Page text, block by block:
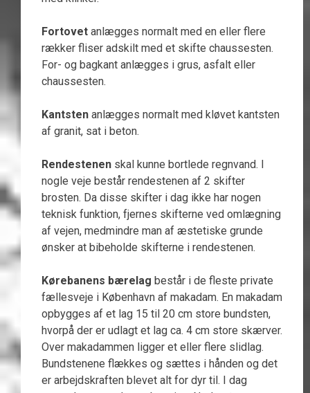
Fortovet anlægges normalt med en eller flere
rækker fliser adskilt med et skifte chaussesten.
For- og bagkant anlægges i grus, asfalt eller
chaussesten.
Kantsten anlægges normalt med kløvet kantsten
af granit, sat i beton.
Rendestenen skal kunne bortlede regnvand. I
nogle veje består rendestenen af 2 skifter
brosten. Da disse skifter i dag ikke har nogen
teknisk funktion, fjernes skifterne ved omlægning
af vejen, medmindre man af æstetiske grunde
ønsker at bibeholde skifterne i rendestenen.
Kørebanens bærelag består i de fleste private
fællesveje i København af makadam. En makadam
opbygges af et lag 15 til 20 cm store bundsten,
hvorpå der er udlagt et lag ca. 4 cm store skærver.
Over makadammen ligger et eller flere slidlag.
Bundstenene flækkes og sættes i hånden og det
er arbejdskraften blevet alt for dyr til. I dag